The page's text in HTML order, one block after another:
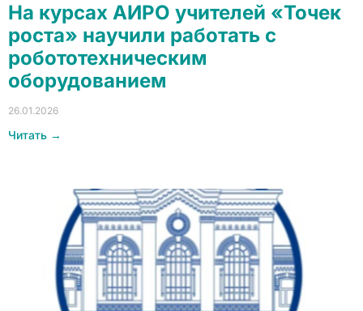
На курсах АИРО учителей «Точек
роста» научили работать с
робототехническим
оборудованием
26.01.2026
Читать →